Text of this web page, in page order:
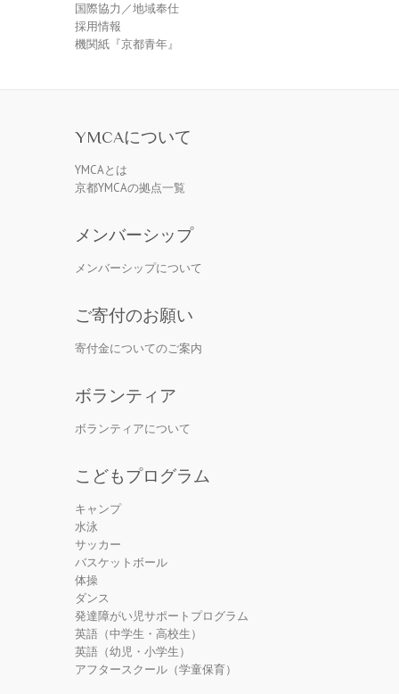
国際協力／地域奉仕
採用情報
機関紙『京都青年』
YMCAについて
YMCAとは
京都YMCAの拠点一覧
メンバーシップ
メンバーシップについて
ご寄付のお願い
寄付金についてのご案内
ボランティア
ボランティアについて
こどもプログラム
キャンプ
水泳
サッカー
バスケットボール
体操
ダンス
発達障がい児サポートプログラム
英語（中学生・高校生）
英語（幼児・小学生）
アフタースクール（学童保育）